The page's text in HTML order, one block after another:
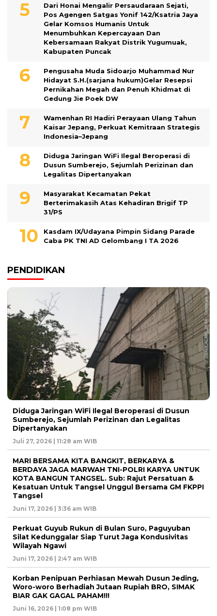
Dari Honai Mengalir Persaudaraan Sejati,
Pos Agengen Satgas Yonif 142/Ksatria Jaya
Gelar Komsos Humanis Untuk
Menumbuhkan Kepercayaan Dan
Kebersamaan Rakyat Distrik Yugumuak,
Kabupaten Puncak
Pengusaha Muda Sidoarjo Muhammad Nur
Hidayat S.H.(sarjana hukum)Gelar Resepsi
Pernikahan Megah dan Penuh Khidmat di
Gedung Jie Poek DW
Wamenhan RI Hadiri Perayaan Ulang Tahun
Kaisar Jepang, Perkuat Kemitraan Strategis
Indonesia–Jepang
Diduga Jaringan WiFi Ilegal Beroperasi di
Dusun Sumberejo, Sejumlah Perizinan dan
Legalitas Dipertanyakan
Masyarakat Kecamatan Pekat
Berterimakasih Atas Kehadiran Brigif TP
31/PS
Kasdam IX/Udayana Pimpin Sidang Parade
Caba PK TNI AD Gelombang I TA 2026
PENDIDIKAN
Diduga Jaringan WiFi Ilegal Beroperasi di Dusun
Sumberejo, Sejumlah Perizinan dan Legalitas
Dipertanyakan
Juli 27, 2026 | 11:28 am WIB
MARI BERSAMA KITA BANGKIT, BERKARYA &
BERDAYA JAGA MARWAH TNI-POLRI KARYA UNTUK
KOTA BANGUN TANGSEL. Sub: Rajut Persatuan &
Kesatuan Untuk Tangsel Unggul Bersama GM FKPPI
Tangsel
Juni 17, 2026 | 3:36 am WIB
Perkuat Guyub Rukun di Bulan Suro, Paguyuban
Silat Kedunggalar Siap Turut Jaga Kondusivitas
Wilayah Ngawi
Juni 17, 2026 | 2:47 am WIB
Korban Penipuan Perhiasan Mewah Dusun Jeding,
Woro-woro Berhadiah Jutaan Rupiah BRO, SIMAK
BIAR GAK GAGAL PAHAM!!!
Juni 16, 2026 | 1:08 pm WIB